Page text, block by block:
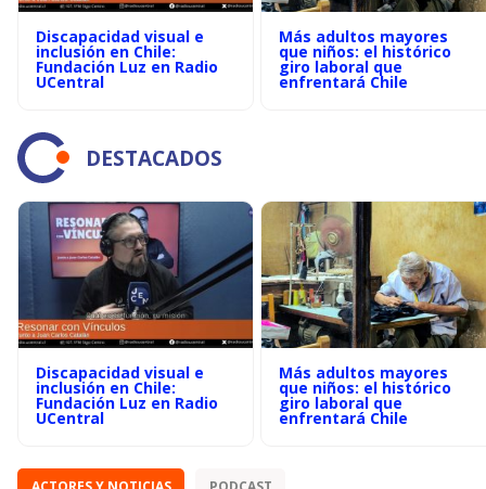
Discapacidad visual e
inclusión en Chile:
Fundación Luz en Radio
UCentral
Más adultos mayores
que niños: el histórico
giro laboral que
enfrentará Chile
DESTACADOS
Discapacidad visual e
inclusión en Chile:
Fundación Luz en Radio
UCentral
Más adultos mayores
que niños: el histórico
giro laboral que
enfrentará Chile